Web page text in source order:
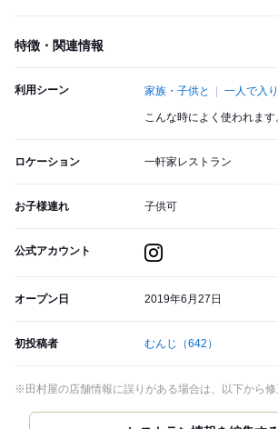
特徴・関連情報
利用シーン 家族・子供と 一人で入
こんな時によく使われます
ロケーション 一軒家レストラン
お子様連れ 子供可
公式アカウント
オープン日 2019年6月27日
初投稿者 むんじ （642）
※田村屋の店舗情報に誤りがある場合は、以下から修